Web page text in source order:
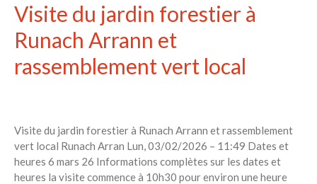
Utiliser l’apprentissage
automatique pour prédire le
succès d’une invasion – The
Visite du jardin forestier à
Runach Arrann et
rassemblement vert local
Visite du jardin forestier à Runach Arrann et rassemblement
vert local Runach Arran Lun, 03/02/2026 – 11:49 Dates et
heures 6 mars 26 Informations complètes sur les dates et
heures la visite commence à 10h30 pour environ une heure